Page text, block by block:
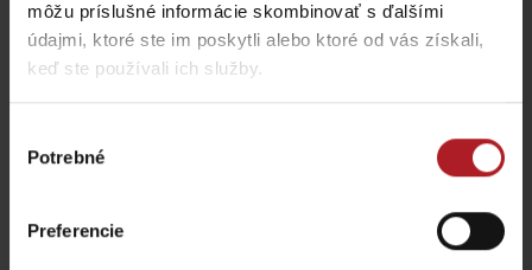
môžu príslušné informácie skombinovať s ďalšími
údajmi, ktoré ste im poskytli alebo ktoré od vás získali,
keď ste používali ich služby.
súhlasu
Potrebné
Preferencie